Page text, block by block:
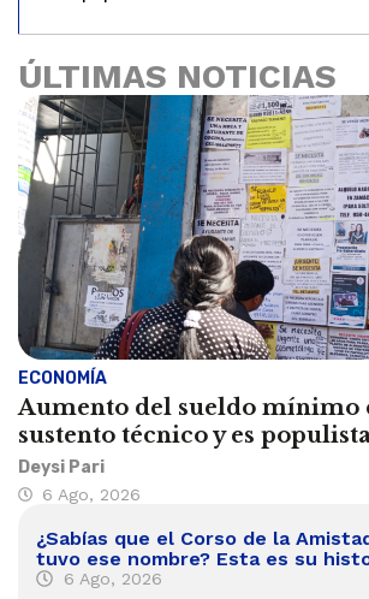
ÚLTIMAS NOTICIAS
ECONOMÍA
Aumento del sueldo mínimo
sustento técnico y es
Deysi Pari
6 Ago, 2026
¿Sabías que el Corso de la
tuvo ese nombre? Esta es su
6 Ago, 2026